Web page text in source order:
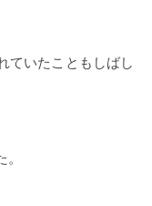
ていたこともしばし